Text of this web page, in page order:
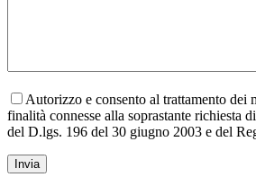
Autorizzo e consento al trattamento dei
finalità connesse alla soprastante richiesta
del D.lgs. 196 del 30 giugno 2003 e del